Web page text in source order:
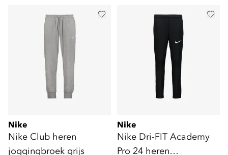
Nike
Nike Club heren
joggingbroek grijs
Nike
Nike Dri-FIT Academy
Pro 24 heren